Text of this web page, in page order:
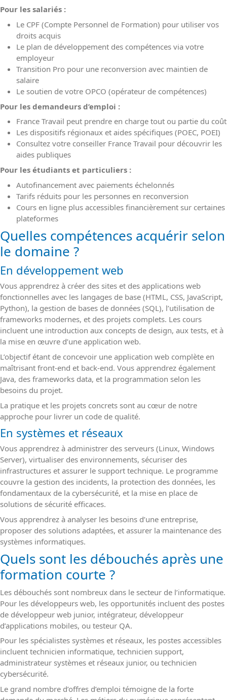
Pour les salariés :
Le CPF (Compte Personnel de Formation) pour utiliser vos
droits acquis
Le plan de développement des compétences via votre
employeur
Transition Pro pour une reconversion avec maintien de
salaire
Le soutien de votre OPCO (opérateur de compétences)
Pour les demandeurs d’emploi :
France Travail peut prendre en charge tout ou partie du coût
Les dispositifs régionaux et aides spécifiques (POEC, POEI)
Consultez votre conseiller France Travail pour découvrir les
aides publiques
Pour les étudiants et particuliers :
Autofinancement avec paiements échelonnés
Tarifs réduits pour les personnes en reconversion
Cours en ligne plus accessibles financièrement sur certaines
plateformes
Quelles compétences acquérir selon
le domaine ?
En développement web
Vous apprendrez à créer des sites et des applications web
fonctionnelles avec les langages de base (HTML, CSS, JavaScript,
Python), la gestion de bases de données (SQL), l’utilisation de
frameworks modernes, et des projets complets. Les cours
incluent une introduction aux concepts de design, aux tests, et à
la mise en œuvre d’une application web.
L’objectif étant de concevoir une application web complète en
maîtrisant front-end et back-end. Vous apprendrez également
Java, des frameworks data, et la programmation selon les
besoins du projet.
La pratique et les projets concrets sont au cœur de notre
approche pour livrer un code de qualité.
En systèmes et réseaux
Vous apprendrez à administrer des serveurs (Linux, Windows
Server), virtualiser des environnements, sécuriser des
infrastructures et assurer le support technique. Le programme
couvre la gestion des incidents, la protection des données, les
fondamentaux de la cybersécurité, et la mise en place de
solutions de sécurité efficaces.
Vous apprendrez à analyser les besoins d’une entreprise,
proposer des solutions adaptées, et assurer la maintenance des
systèmes informatiques.
Quels sont les débouchés après une
formation courte ?
Les débouchés sont nombreux dans le secteur de l’informatique.
Pour les développeurs web, les opportunités incluent des postes
de développeur web junior, intégrateur, développeur
d’applications mobiles, ou testeur QA.
Pour les spécialistes systèmes et réseaux, les postes accessibles
incluent technicien informatique, technicien support,
administrateur systèmes et réseaux junior, ou technicien
cybersécurité.
Le grand nombre d’offres d’emploi témoigne de la forte